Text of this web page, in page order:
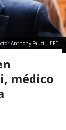
Anthony Fauci | EFE
médico